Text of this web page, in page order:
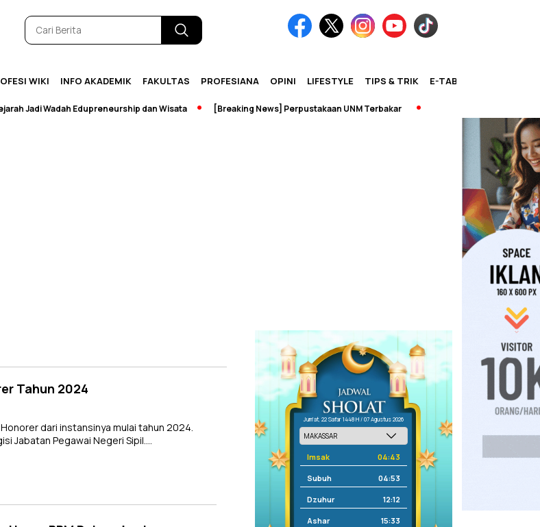
WIKI INFO AKADEMIK FAKULTAS PROFESIANA OPINI LIFESTYLE TIPS & TRIK E-TABLOID
Jadi Wadah Edupreneurship dan Wisata [Breaking News] Perpustakaan UNM Terbakar
Tahun 2024
dari instansinya mulai tahun 2024.
Jabatan Pegawai Negeri Sipil….
Jum'at, 22 Safar 1448 H / 07 Agustus 2026
Imsak 04:43
Subuh 04:53
Dzuhur 12:12
Ashar 15:33